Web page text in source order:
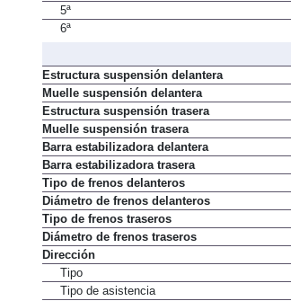
5ª
6ª
Estructura suspensión delantera
Muelle suspensión delantera
Estructura suspensión trasera
Muelle suspensión trasera
Barra estabilizadora delantera
Barra estabilizadora trasera
Tipo de frenos delanteros
Diámetro de frenos delanteros
Tipo de frenos traseros
Diámetro de frenos traseros
Dirección
Tipo
Tipo de asistencia